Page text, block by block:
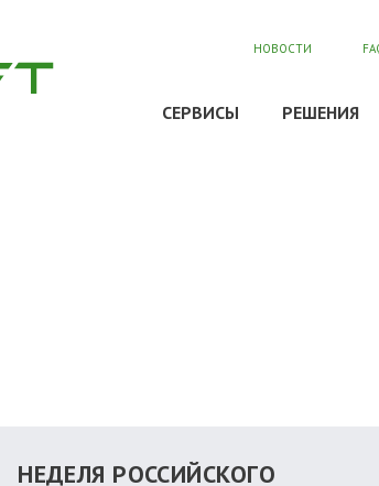
НОВОСТИ
СЕРВИСЫ РЕШЕНИЯ
НЕДЕЛЯ РОССИЙСКОГО